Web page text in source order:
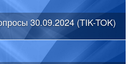
30.09.2024 (TIK-TOK)